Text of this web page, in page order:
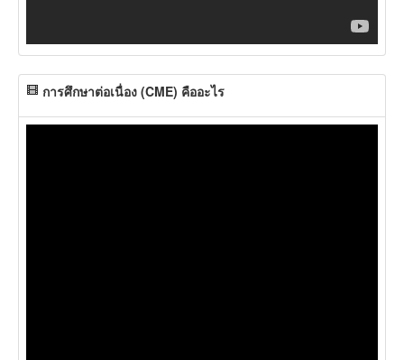
การศึกษาต่อเนื่อง (CME) คืออะไร